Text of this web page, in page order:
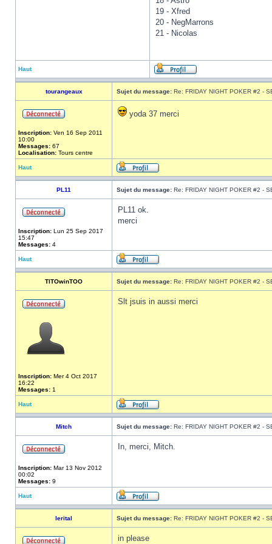
19 - Xfred
20 - NegMarrons
21 - Nicolas
Haut
tourangeaux Sujet du message: Re: FRIDAY NIGHT POKER #2 -
Inscription: Ven 16 Sep 2011
10:00
Messages: 67
Localisation: Tours centre
yoda 37 merci
Haut
PL11 Sujet du message: Re: FRIDAY NIGHT POKER #2 -
Inscription: Lun 25 Sep 2017
15:47
Messages: 4
PL11 ok.
merci
Haut
TITOwinTOO Sujet du message: Re: FRIDAY NIGHT POKER #2 -
Inscription: Mer 4 Oct 2017
16:22
Messages: 1
Slt jsuis in aussi merci
Haut
Mitch Sujet du message: Re: FRIDAY NIGHT POKER #2 -
Inscription: Mar 13 Nov 2012
00:02
Messages: 9
In, merci, Mitch.
Haut
lerital Sujet du message: Re: FRIDAY NIGHT POKER #2 -
in please